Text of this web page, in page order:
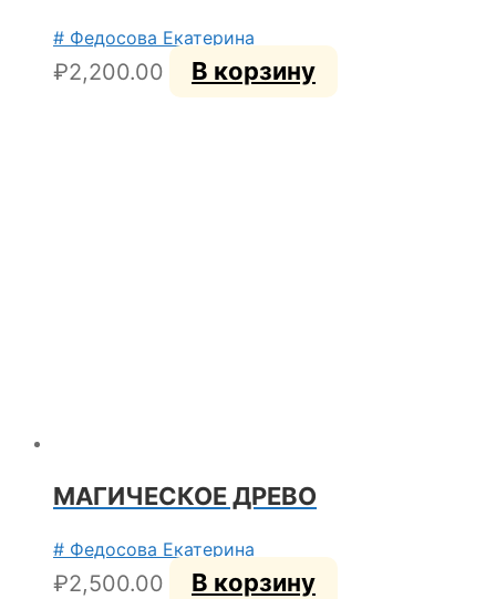
# Федосова Екатерина
₽2,200.00 В корзину
МАГИЧЕСКОЕ ДРЕВО
# Федосова Екатерина
₽2,500.00 В корзину